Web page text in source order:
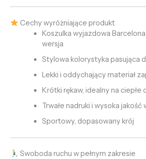
Cechy wyróżniające produkt
Koszulka wyjazdowa
wersja
Stylowa kolorystyka pasująca
Lekki i oddychający materiał
Krótki rękaw, idealny na ciepłe
Trwałe nadruki i wysoka jakość
Sportowy, dopasowany krój
Swoboda ruchu w pełnym zakresie